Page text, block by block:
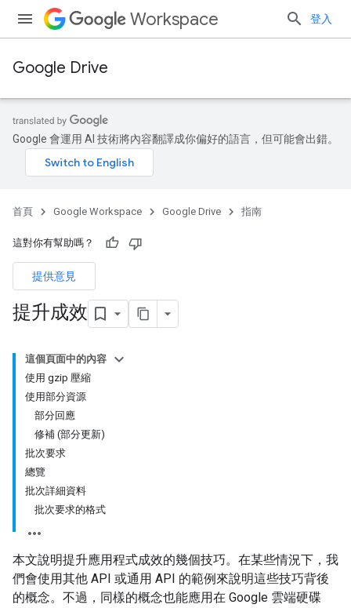
Workspace 登入
Google Drive
Google 會運用 AI 技術將內容翻譯成你偏好的語言，但可能會出錯。
首頁 Google Workspace Google Drive 指南
這對你有幫助嗎？
提供意見
提升成效
這個頁面中的內容
使用 gzip 壓縮
使用部分資源
部分回應
修補 (部分更新)
批次要求
總覽
批次詳細資料
批次要求的格式
本文說明提升應用程式成效的幾個技巧。在某些情況下，我
們會使用其他 API 或通用 API 的範例來說明這些技巧背後
的概念。不過，同樣的概念也能應用在 Google 雲端硬碟